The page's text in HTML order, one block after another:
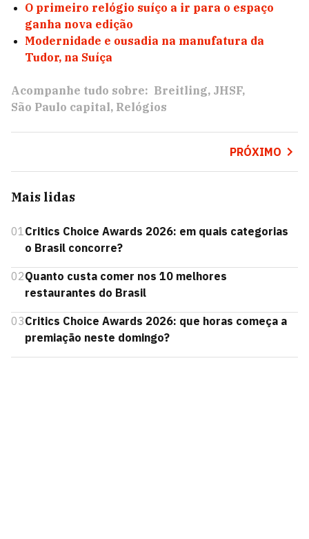
O primeiro relógio suíço a ir para o espaço
ganha nova edição
Modernidade e ousadia na manufatura da
Tudor, na Suíça
Acompanhe tudo sobre: Breitling JHSF
São Paulo capital Relógios
PRÓXIMO
Mais lidas
01Critics Choice Awards 2026: em quais categorias
o Brasil concorre?
02Quanto custa comer nos 10 melhores
restaurantes do Brasil
03Critics Choice Awards 2026: que horas começa a
premiação neste domingo?